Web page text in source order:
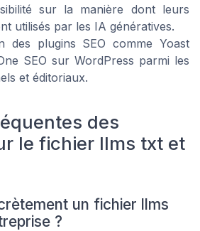
sur la manière dont leurs
utilisés par les IA génératives.
des plugins SEO comme Yoast
SEO sur WordPress parmi les
et éditoriaux.
des
le fichier llms txt et
un fichier llms
?